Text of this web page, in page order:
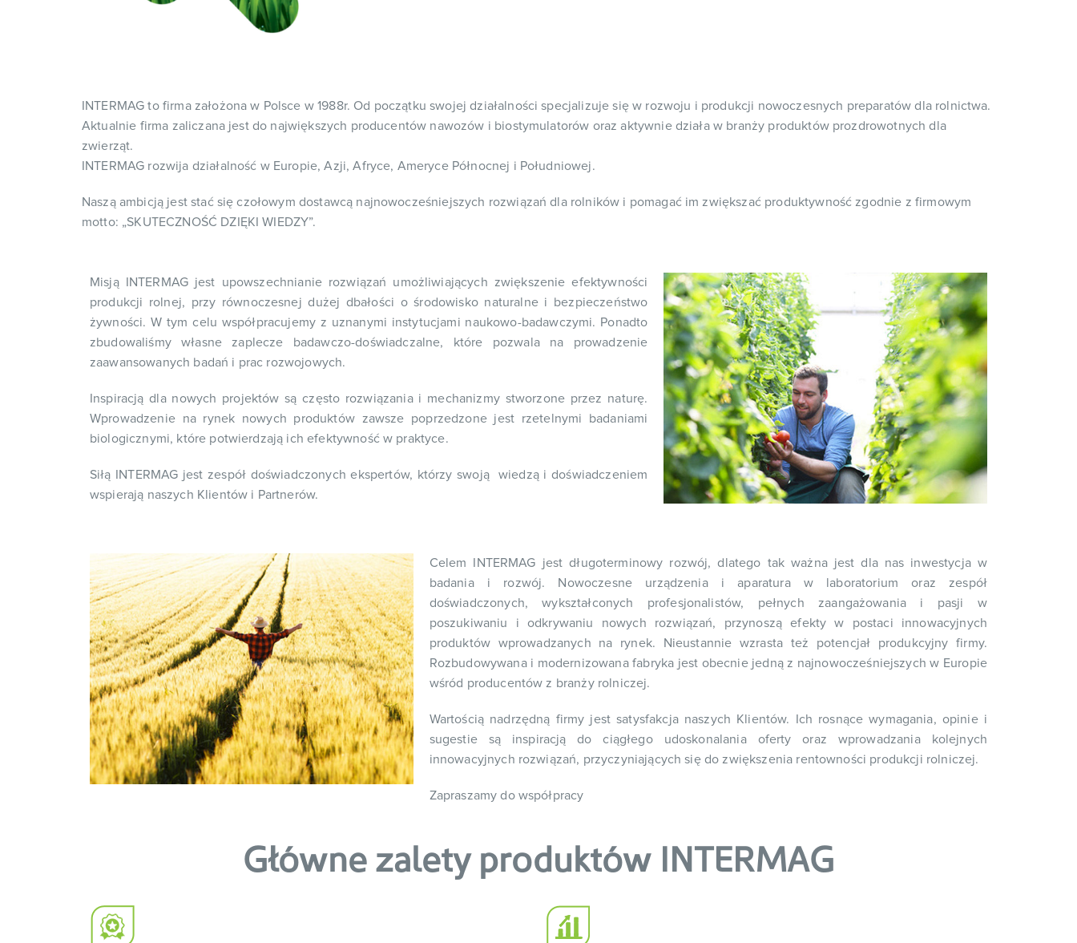
INTERMAG to firma założona w Polsce w 1988r. Od początku swojej działalności specjalizuje się w rozwoju i produkcji nowoczesnych preparatów dla rolnictwa.
Aktualnie firma zaliczana jest do największych producentów nawozów i biostymulatorów oraz aktywnie działa w branży produktów prozdrowotnych dla
zwierząt.
INTERMAG rozwija działalność w Europie, Azji, Afryce, Ameryce Północnej i Południowej.
Naszą ambicją jest stać się czołowym dostawcą najnowocześniejszych rozwiązań dla rolników i pomagać im zwiększać produktywność zgodnie z firmowym
motto: „SKUTECZNOŚĆ DZIĘKI WIEDZY”.
Misją INTERMAG jest upowszechnianie rozwiązań umożliwiających zwiększenie efektywności
produkcji rolnej, przy równoczesnej dużej dbałości o środowisko naturalne i bezpieczeństwo
żywności. W tym celu współpracujemy z uznanymi instytucjami naukowo-badawczymi. Ponadto
zbudowaliśmy własne zaplecze badawczo-doświadczalne, które pozwala na prowadzenie
zaawansowanych badań i prac rozwojowych.
Inspiracją dla nowych projektów są często rozwiązania i mechanizmy stworzone przez naturę.
Wprowadzenie na rynek nowych produktów zawsze poprzedzone jest rzetelnymi badaniami
biologicznymi, które potwierdzają ich efektywność w praktyce.
Siłą INTERMAG jest zespół doświadczonych ekspertów, którzy swoją wiedzą i doświadczeniem
wspierają naszych Klientów i Partnerów.
Celem INTERMAG jest długoterminowy rozwój, dlatego tak ważna jest dla nas inwestycja w
badania i rozwój. Nowoczesne urządzenia i aparatura w laboratorium oraz zespół
doświadczonych, wykształconych profesjonalistów, pełnych zaangażowania i pasji w
poszukiwaniu i odkrywaniu nowych rozwiązań, przynoszą efekty w postaci innowacyjnych
produktów wprowadzanych na rynek. Nieustannie wzrasta też potencjał produkcyjny firmy.
Rozbudowywana i modernizowana fabryka jest obecnie jedną z najnowocześniejszych w Europie
wśród producentów z branży rolniczej.
Wartością nadrzędną firmy jest satysfakcja naszych Klientów. Ich rosnące wymagania, opinie i
sugestie są inspiracją do ciągłego udoskonalania oferty oraz wprowadzania kolejnych
innowacyjnych rozwiązań, przyczyniających się do zwiększenia rentowności produkcji rolniczej.
Zapraszamy do współpracy
Główne zalety produktów INTERMAG